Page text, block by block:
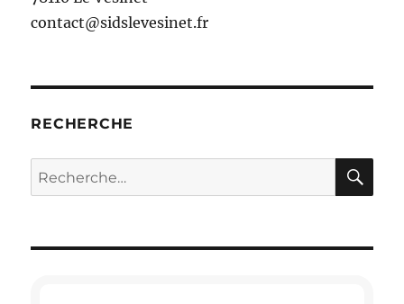
contact@sidslevesinet.fr
RECHERCHE
Recherche
pour :